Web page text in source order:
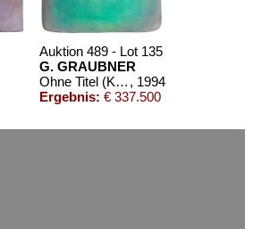
Auktion 489 - Lot 135
G. GRAUBNER
Ohne Titel (Kissenbild) , 1994
Ergebnis: € 337.500